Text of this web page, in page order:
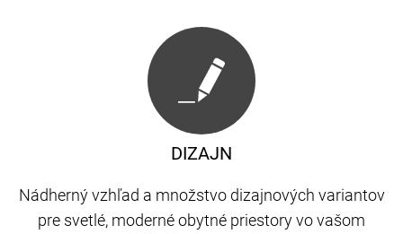
DIZAJN
Nádherný vzhľad a množstvo dizajnových variantov
pre svetlé, moderné obytné priestory vo vašom